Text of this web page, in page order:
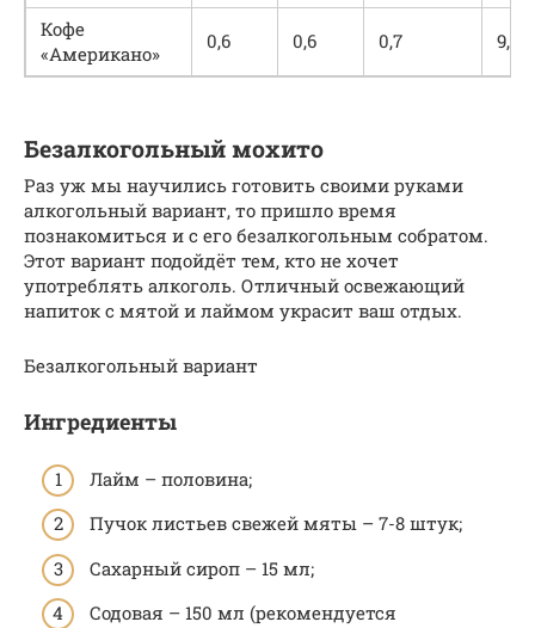
Кофе
«Американо»
0,6 0,6 0,7 9,5
Безалкогольный мохито
Раз уж мы научились готовить своими руками
алкогольный вариант, то пришло время
познакомиться и с его безалкогольным собратом.
Этот вариант подойдёт тем, кто не хочет
употреблять алкоголь. Отличный освежающий
напиток с мятой и лаймом украсит ваш отдых.
Безалкогольный вариант
Ингредиенты
Лайм – половина;
Пучок листьев свежей мяты – 7-8 штук;
Сахарный сироп – 15 мл;
Содовая – 150 мл (рекомендуется